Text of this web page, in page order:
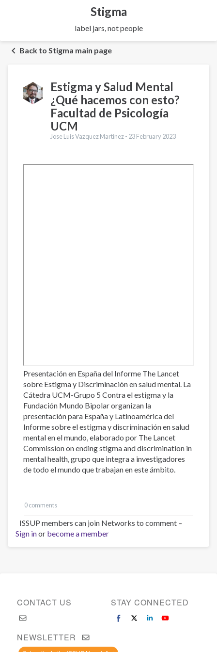
Stigma
label jars, not people
Back to Stigma main page
Estigma y Salud Mental
¿Qué hacemos con esto?
Facultad de Psicología
UCM
Jose Luis Vazquez Martinez - 23 February 2023
Presentación en España del Informe The Lancet
sobre Estigma y Discriminación en salud mental. La
Cátedra UCM-Grupo 5 Contra el estigma y la
Fundación Mundo Bipolar organizan la
presentación para España y Latinoamérica del
Informe sobre el estigma y discriminación en salud
mental en el mundo, elaborado por The Lancet
Commission on ending stigma and discrimination in
mental health, grupo que integra a investigadores
de todo el mundo que trabajan en este ámbito.
0 comments
ISSUP members can join Networks to comment –
Sign inor become a member
CONTACT US STAY CONNECTED
NEWSLETTER